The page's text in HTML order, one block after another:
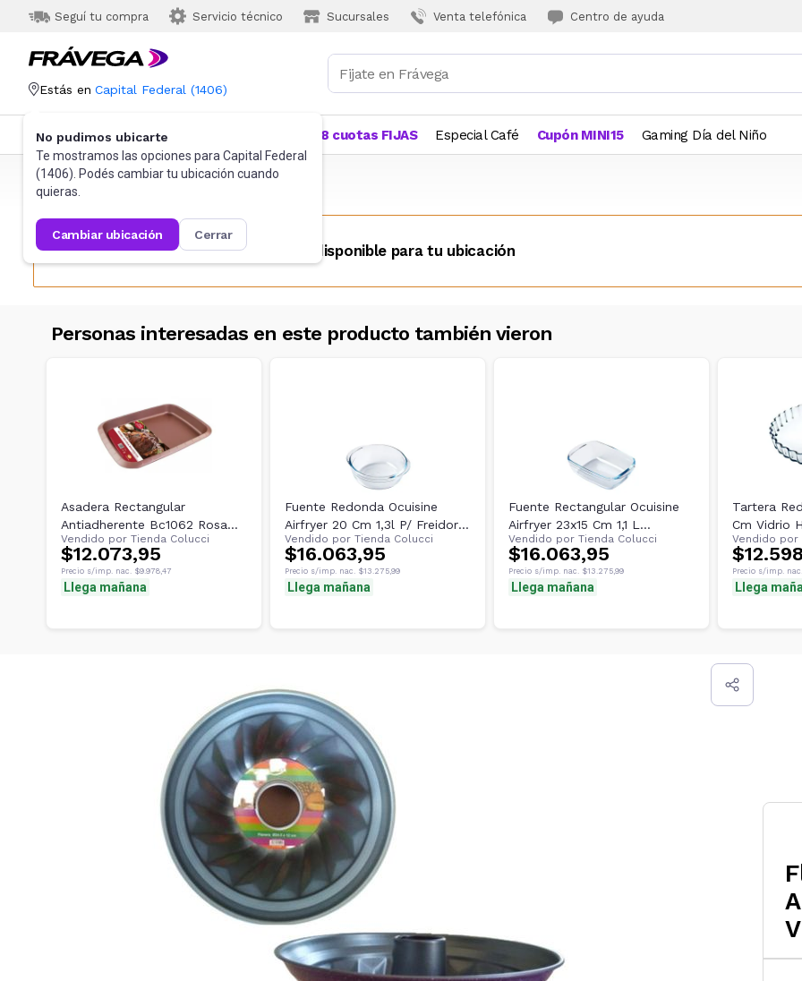
Seguí tu compra Servicio técnico Sucursales Venta telefónica Centro de ayuda
Estás en Capital Federal (1406)
No pudimos ubicarte
Te mostramos las opciones para Capital Federal
(1406). Podés cambiar tu ubicación cuando
quieras.
cambiar ubicación cerrar
Categorías Más Vendidos 18 cuotas FIJAS Especial Café Cupón MINI15 Gaming Día del Niño
Frávega Hogar Bazar Fuentes y recipientes
Este producto no se encuentra disponible para tu ubicación
Personas interesadas en este producto también vieron
Asadera Rectangular
Antiadherente Bc1062 Rosa
Betty Crocker
Vendido por Tienda Colucci
$12.073,95
Precio s/imp. nac. $9.978,47
Llega mañana
Fuente Redonda Ocuisine
Airfryer 20 Cm 1,3l P/ Freidora
Aire Transparente
Vendido por Tienda Colucci
$16.063,95
Precio s/imp. nac. $13.275,99
Llega mañana
Fuente Rectangular Ocuisine
Airfryer 23x15 Cm 1,1 L
Transparente
Vendido por Tienda Colucci
$16.063,95
Precio s/imp. nac. $13.275,99
Llega mañana
Tartera
Cm Vidrio
Vendido por
Precio s/imp. nac.
Llega